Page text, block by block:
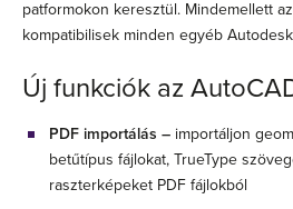
patformokon keresztül. Mindemellett
kompatibilisek minden egyéb
Új funkciók az
PDF importálás – importáljon
betűtípus fájlokat, TrueType
raszterképeket PDF fájlokból